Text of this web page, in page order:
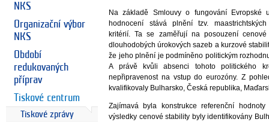
NKS
Organizační výbor
NKS
Období
redukovaných
příprav
Tiskové centrum
Tiskové zprávy
Na základě Smlouvy o fungování Evropské
hodnocení stává plnění tzv. maastrichtských
kritérií. Ta se zaměřují na posouzení
dlouhodobých úrokových sazeb a kurzové
že jeho plnění je podmíněno politickým
A právě kvůli absenci tohoto politického
nepřipravenost na vstup do eurozóny. Z
kvalifikovaly Bulharsko, Česká republika,
Zajímavá byla konstrukce referenční
výsledky cenové stability byly identifikovány